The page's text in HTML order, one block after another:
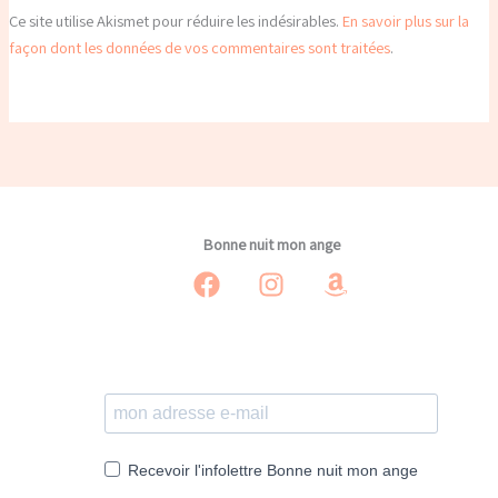
Ce site utilise Akismet pour réduire les indésirables. En savoir plus sur la
façon dont les données de vos commentaires sont traitées.
Bonne nuit mon ange
Recevoir l'infolettre Bonne nuit mon ange